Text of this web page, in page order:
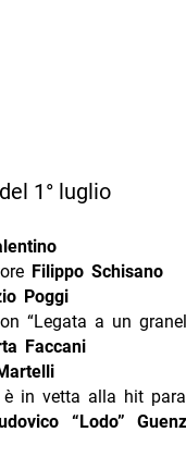
1° luglio
Filippo Schisano
Poggi
“Legata a un
Faccani
in vetta alla hit
“Lodo”